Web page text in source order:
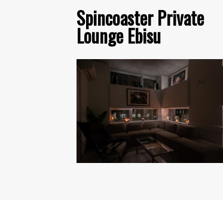
Spincoaster Private
Lounge Ebisu